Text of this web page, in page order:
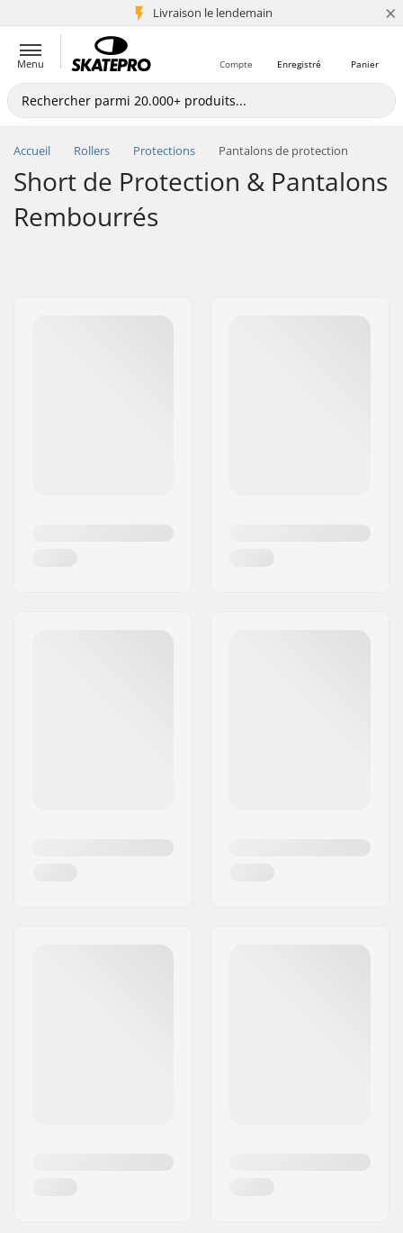
Livraison le lendemain
+5 mio de clients ×
Menu Panier
Enregistré
Compte
Accueil Rollers Protections Pantalons de protection
Short de Protection & Pantalons
Rembourrés